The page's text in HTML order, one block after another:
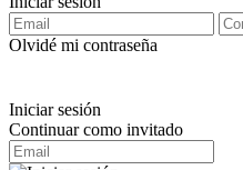
Olvidé mi contraseña
Iniciar sesión
Continuar como invitado